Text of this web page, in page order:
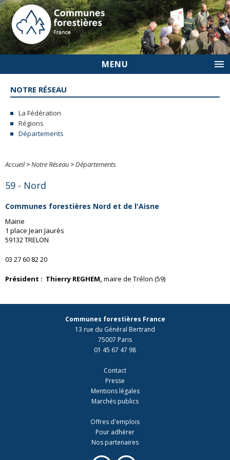
MENU
NOTRE RÉSEAU
La Fédération
Régions
Départements
Accueil>Notre Réseau >Départements
59 - Nord
Communes forestières Nord et de l'Aisne
Mairie
1 place Jean Jaurès
59132 TRELON
03 27 60 82 20
Président : Thierry REGHEM, maire de Trélon (59)
Communes forestières France
13 rue du Général Bertrand
75007 Paris
01 45 67 47 98
Contact
Presse
Mentions légales
Marchés publics
Offres d'emplois
Pour adhérer
Nos partenaires